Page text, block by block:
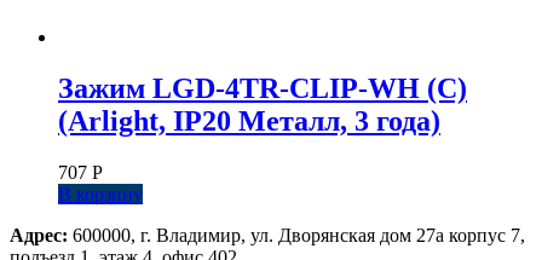
Зажим LGD-4TR-CLIP-WH (C)
(Arlight, IP20 Металл, 3 года)
707 Р
В корзину
Адрес: 600000, г. Владимир, ул. Дворянская дом 27а корпус 7,